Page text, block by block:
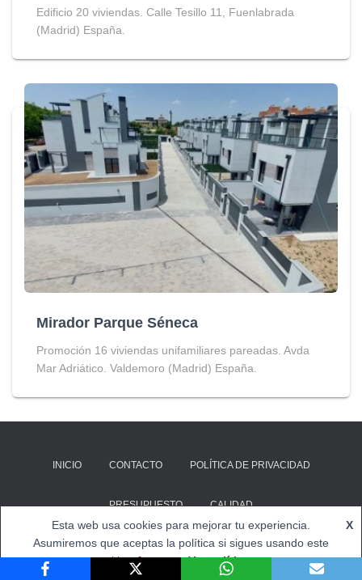
Edificio 20 viviendas. Calle Tesillo 11, Fuenlabrada
(Madrid) España.
Mirador Parque Séneca
Promoción 16 viviendas unifamiliares pareadas. Avda
Mar Adriático. Valdemoro (Madrid) España.
INICIO CONTACTO POLÍTICA DE PRIVACIDAD
PRESUPUESTO CALIDAD
Hestia | Desarrollado porThemeIsle
Esta web usa cookies para mejorar tu experiencia.
Asumiremos que aceptas la política si sigues usando este
sitio.
X
Acepto Ver política